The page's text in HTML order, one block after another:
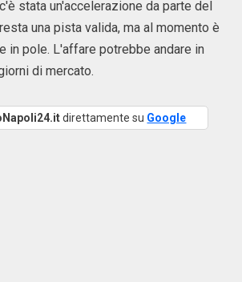
stata un'accelerazione da parte del
una pista valida, ma al momento è
in pole. L'affare potrebbe andare in
di mercato.
direttamente su Google